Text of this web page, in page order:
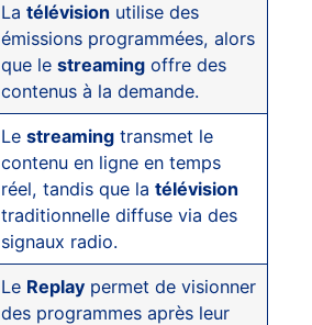
Latélévision utilise des
émissions programmées, alors
que lestreaming offre des
contenus à la demande.
Lestreaming transmet le
contenu en ligne en temps
réel, tandis que latélévision
traditionnelle diffuse via des
signaux radio.
Le Replay permet de visionner
des programmes après leur